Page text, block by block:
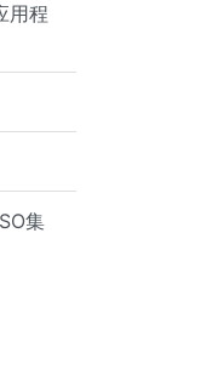
用程
集